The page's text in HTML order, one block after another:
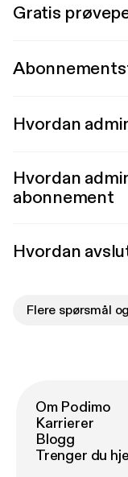
Gratis
Hvordan
Hvordan
abonnement
Hvordan
Flere spørsmål
Om Podimo
Karrierer
Blogg
Trenger du